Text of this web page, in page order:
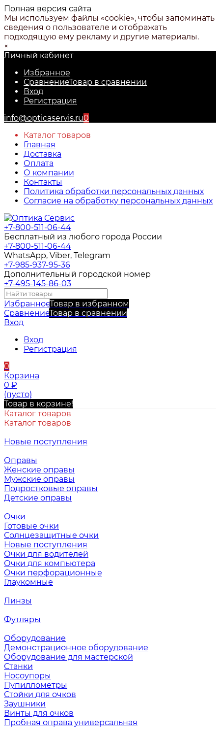
Полная версия сайта
Мы используем файлы «cookie», чтобы запоминать
сведения о пользователе и отображать
подходящую ему рекламу и другие материалы.
×
Личный кабинет
Избранное
СравнениеТовар в сравнении
Вход
Регистрация
info@opticaservis.ru0
Каталог товаров
Главная
Доставка
Оплата
О компании
Контакты
Политика обработки персональных данных
Согласие на обработку персональных данных
+7-800-511-06-44
Бесплатный из любого города России
+7-800-511-06-44
WhatsApp, Viber, Telegram
+7-985-937-95-36
Дополнительный городской номер
+7-495-145-86-03
ИзбранноеТовар в избранном
СравнениеТовар в сравнении
Вход
Вход
Регистрация
0
Корзина
0 ₽
(пусто)
Товар в корзине!
Каталог товаров
Каталог товаров
Новые поступления
Оправы
Женские оправы
Мужские оправы
Подростковые оправы
Детские оправы
Очки
Готовые очки
Солнцезащитные очки
Новые поступления
Очки для водителей
Очки для компьютера
Очки перфорационные
Глаукомные
Линзы
Футляры
Оборудование
Демонстрационное оборудование
Оборудование для мастерской
Станки
Носоупоры
Пупиллометры
Стойки для очков
Заушники
Винты для очков
Пробная оправа универсальная